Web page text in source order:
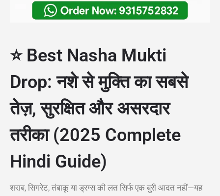
⭐ Best Nasha Mukti
Drop: नशे से मुक्ति का सबसे
तेज़, सुरक्षित और असरदार
तरीका (2025 Complete
Hindi Guide)
शराब, सिगरेट, तंबाकू या ड्रग्स की लत सिर्फ एक बुरी आदत नहीं—यह